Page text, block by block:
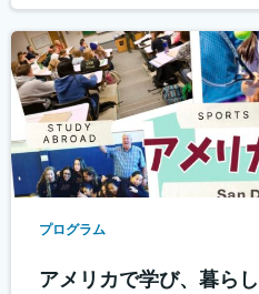
プログラム
アメリカで学び、暮ら